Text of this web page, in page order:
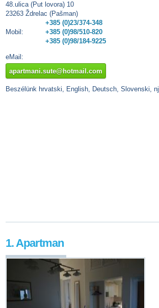
48.ulica (Put lovora) 10
23263 Ždrelac (Pašman)
+385 (0)23/374-348
Mobil:
+385 (0)98/510-820
+385 (0)98/184-9225
eMail:
apartmani.sute@hotmail.com
Beszélünk hrvatski, English, Deutsch, Slovenski,
1. Apartman